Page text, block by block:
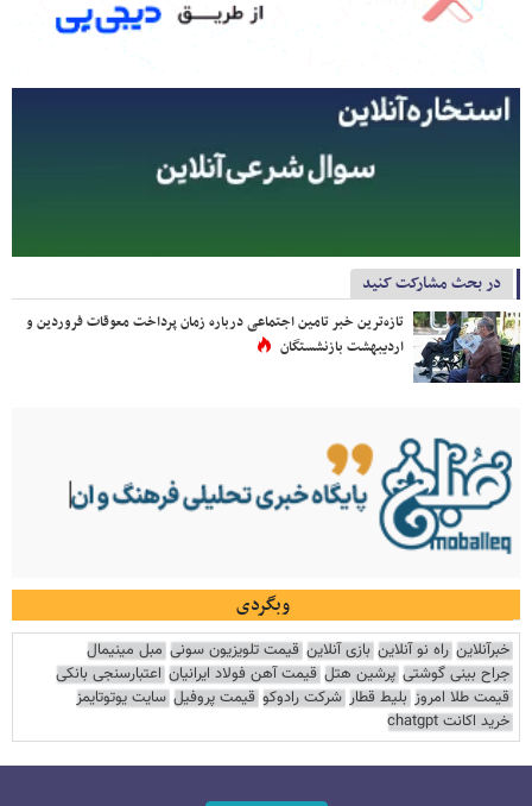
در بحث مشارکت کنید
تازه‌ترین خبر تامین اجتماعی درباره زمان پرداخت معوقات فروردین و
اردیبهشت بازنشستگان
وبگردی
خبرآنلاین راه نو آنلاین بازی آنلاین قیمت تلویزیون سونی مبل مینیمال
جراح بینی گوشتی پرشین هتل قیمت آهن فولاد ایرانیان اعتبارسنجی بانکی
قیمت طلا امروز بلیط قطار شرکت رادوکو قیمت پروفیل سایت یوتوتایمز
خرید اکانت chatgpt